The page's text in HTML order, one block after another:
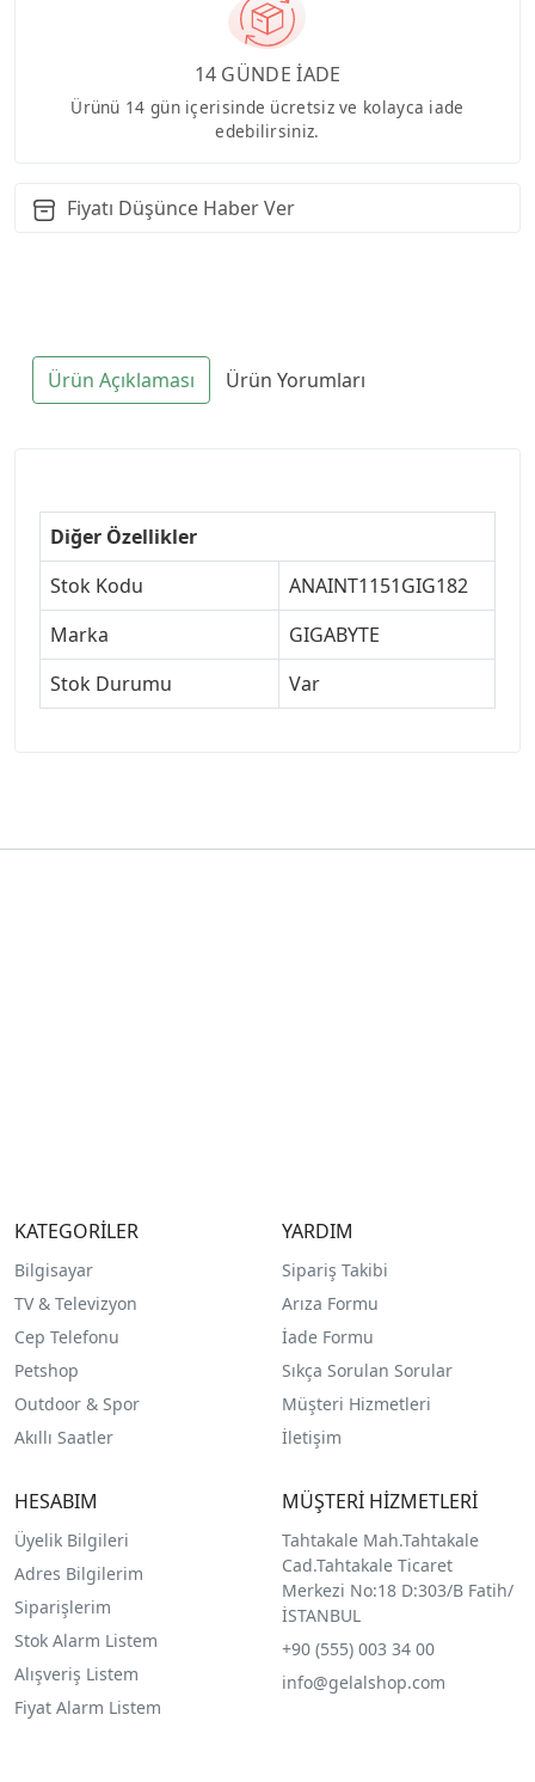
14 GÜNDE İADE
Ürünü 14 gün içerisinde ücretsiz ve kolayca iade
edebilirsiniz.
Fiyatı Düşünce Haber Ver
Ürün Açıklaması Ürün Yorumları
Diğer Özellikler
Stok Kodu
ANAINT1151GIG182
Marka
GIGABYTE
Stok Durumu
Var
KATEGORİLER
Bilgisayar
TV & Televizyon
Cep Telefonu
Petshop
Outdoor & Spor
Akıllı Saatler
YARDIM
Sipariş Takibi
Arıza Formu
İade Formu
Sıkça Sorulan Sorular
Müşteri Hizmetleri
İletişim
HESABIM
Üyelik Bilgileri
Adres Bilgilerim
Siparişlerim
Stok Alarm Listem
Alışveriş Listem
Fiyat Alarm Listem
MÜŞTERİ HİZMETLERİ
Tahtakale Mah.Tahtakale
Cad.Tahtakale Ticaret
Merkezi No:18 D:303/B Fatih/
İSTANBUL
+90 (555) 003 34 00
info@gelalshop.com